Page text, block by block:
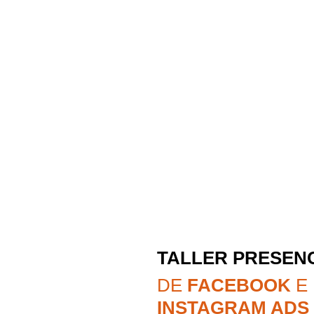
TALLER
DE FACEBOOK E
INSTAGRAM ADS